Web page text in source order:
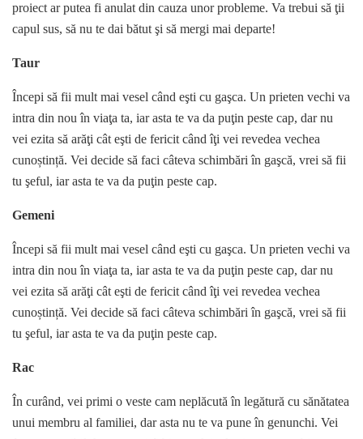
proiect ar putea fi anulat din cauza unor probleme. Va trebui să ţii
capul sus, să nu te dai bătut şi să mergi mai departe!
Taur
Începi să fii mult mai vesel când eşti cu gaşca. Un prieten vechi va
intra din nou în viaţa ta, iar asta te va da puţin peste cap, dar nu
vei ezita să arăţi cât eşti de fericit când îţi vei revedea vechea
cunoștință. Vei decide să faci câteva schimbări în gaşcă, vrei să fii
tu şeful, iar asta te va da puţin peste cap.
Gemeni
Începi să fii mult mai vesel când eşti cu gaşca. Un prieten vechi va
intra din nou în viaţa ta, iar asta te va da puţin peste cap, dar nu
vei ezita să arăţi cât eşti de fericit când îţi vei revedea vechea
cunoștință. Vei decide să faci câteva schimbări în gaşcă, vrei să fii
tu şeful, iar asta te va da puţin peste cap.
Rac
În curând, vei primi o veste cam neplăcută în legătură cu sănătatea
unui membru al familiei, dar asta nu te va pune în genunchi. Vei